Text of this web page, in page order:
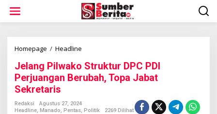
w
Homepage / Headline
a
n
Jelang Pilwako Struktur DPC PDI
Perjuangan Berubah, Topa Jabat
Sekretaris
Redaksi
Agustus 27, 2024
Headline, Manado, Pentas, Politik 2269 Dilihat